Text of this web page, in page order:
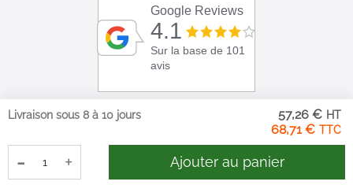
68,71 €
57,26 €
Livraison sous 8 à 10 jours
- + Ajouter au panier
Google Reviews
4.1
Sur la base de 101
avis